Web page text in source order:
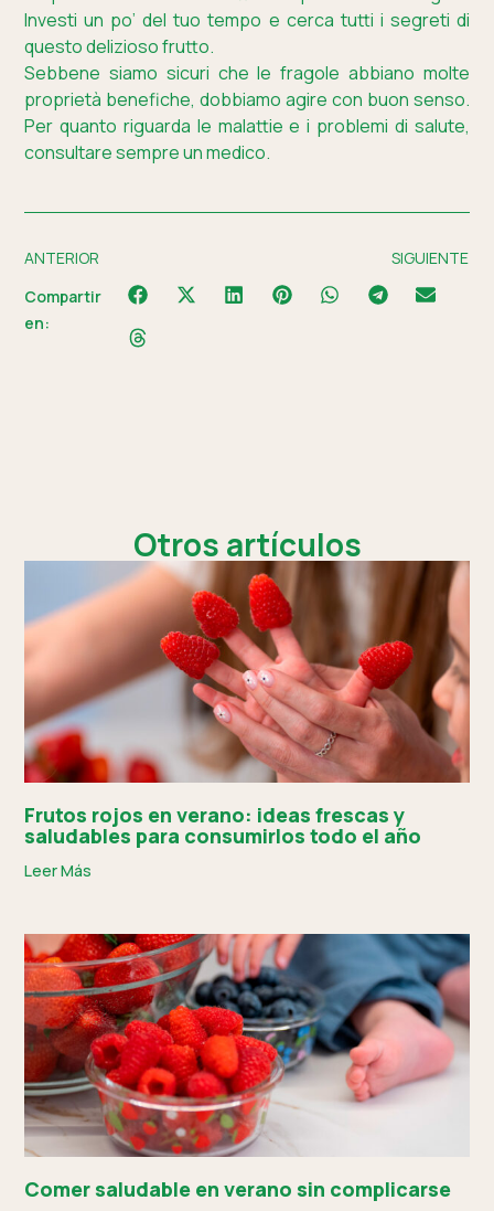
Investi un po’ del tuo tempo e cerca tutti i segreti di
questo delizioso frutto.
Sebbene siamo sicuri che le fragole abbiano molte
proprietà benefiche, dobbiamo agire con buon senso.
Per quanto riguarda le malattie e i problemi di salute,
consultare sempre un medico.
ANTERIOR
SIGUIENTE
Compartir
en:
Otros artículos
Frutos rojos en verano: ideas frescas y
saludables para consumirlos todo el año
Leer Más
Comer saludable en verano sin complicarse